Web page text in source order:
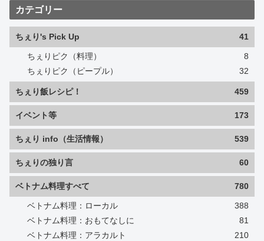
カテゴリー
ちぇり's Pick Up 41
ちぇりピク（料理）
8
ちぇりピク（ピープル）
32
ちぇり飯レシピ！ 459
イベント等 173
ちぇり info（生活情報） 539
ちぇりの独り言 60
ベトナム料理すべて 780
ベトナム料理：ローカル
388
ベトナム料理：おもてなしに
81
ベトナム料理：アラカルト
210